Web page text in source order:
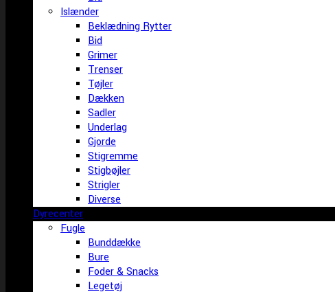
Islænder
Beklædning Rytter
Bid
Grimer
Trenser
Tøjler
Dækken
Sadler
Underlag
Gjorde
Stigremme
Stigbøjler
Strigler
Diverse
Dyrecenter
Fugle
Bunddække
Bure
Foder & Snacks
Legetøj